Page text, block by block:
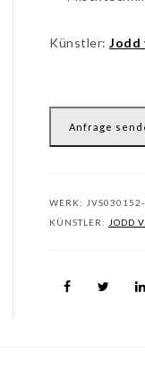
Künstler: Jodd
Anfrage
WERK:
KÜNSTLER: JODD